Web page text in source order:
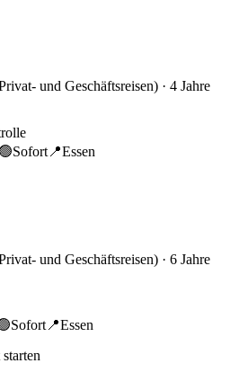
und Geschäftsreisen) · 4 Jahre
🟢Sofort 📍Essen
und Geschäftsreisen) · 6 Jahre
Sofort 📍Essen